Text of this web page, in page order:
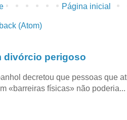
Página inicial
(Atom)
divórcio perigoso
decretou que pessoas que
«barreiras físicas» não poderia...